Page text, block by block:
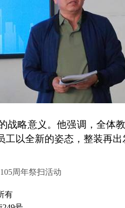
略意义。他强调，全体
以全新的姿态，整装再出
周年祭扫活动
有